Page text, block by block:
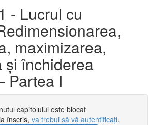
- Lucrul cu
maximizarea,
și închiderea
Partea I
capitolului este blocat
înscris, va trebui să vă autentificați.